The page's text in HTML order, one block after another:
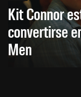
Kit Connor
convertirse
Men